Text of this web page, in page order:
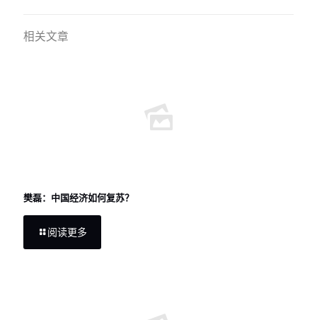
相关文章
樊磊：中国经济如何复苏？
阅读更多